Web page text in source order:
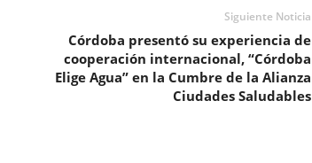
Siguiente Noticia
Córdoba presentó su experiencia de
cooperación internacional, “Córdoba
Elige Agua” en la Cumbre de la Alianza
Ciudades Saludables